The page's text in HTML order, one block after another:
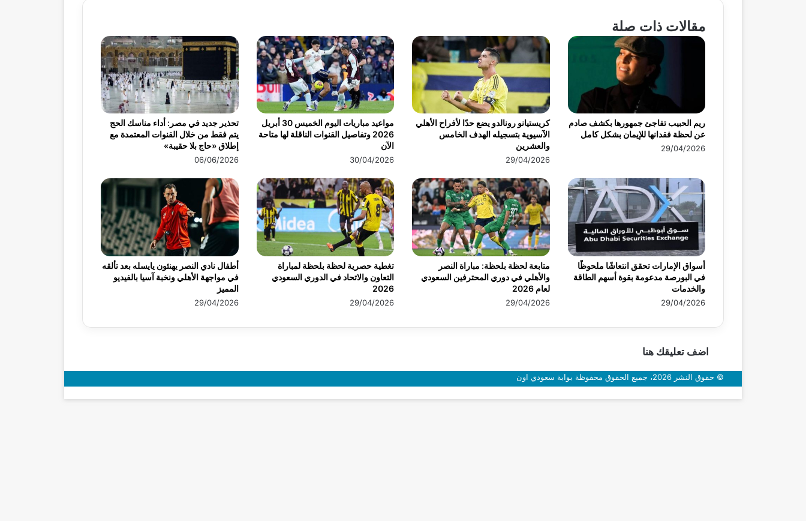
مقالات ذات صلة
تحذير جديد في مصر: أداء مناسك الحج
يتم فقط من خلال القنوات المعتمدة مع
إطلاق «حاج بلا حقيبة»
06/06/2026
مواعيد مباريات اليوم الخميس 30 أبريل
2026 وتفاصيل القنوات الناقلة لها متاحة
الآن
30/04/2026
كريستيانو رونالدو يضع حدًا لأفراح الأهلي
الآسيوية بتسجيله الهدف الخامس
والعشرين
29/04/2026
ريم الحبيب تفاجئ جمهورها بكشف صادم
عن لحظة فقدانها للإيمان بشكل كامل
29/04/2026
أطفال نادي النصر يهنئون يايسله بعد تألقه
في مواجهة الأهلي ونخبة آسيا بالفيديو
المميز
29/04/2026
تغطية حصرية لحظة بلحظة لمباراة
التعاون والاتحاد في الدوري السعودي
2026
29/04/2026
متابعة لحظة بلحظة: مباراة النصر
والأهلي في دوري المحترفين السعودي
لعام 2026
29/04/2026
أسواق الإمارات تحقق انتعاشًا ملحوظًا
في البورصة مدعومة بقوة أسهم الطاقة
والخدمات
29/04/2026
اضف تعليقك هنا
© حقوق النشر 2026، جميع الحقوق محفوظة بوابة سعودي اون